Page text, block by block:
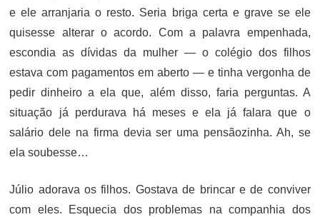
e ele arranjaria o resto. Seria briga certa e grave se ele
quisesse alterar o acordo. Com a palavra empenhada,
escondia as dívidas da mulher — o colégio dos filhos
estava com pagamentos em aberto — e tinha vergonha de
pedir dinheiro a ela que, além disso, faria perguntas. A
situação já perdurava há meses e ela já falara que o
salário dele na firma devia ser uma pensãozinha. Ah, se
ela soubesse…
Júlio adorava os filhos. Gostava de brincar e de conviver
com eles. Esquecia dos problemas na companhia dos